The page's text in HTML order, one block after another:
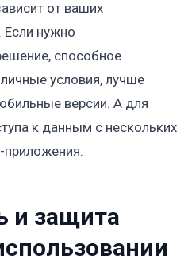
от ваших
Если нужно
способное
условия, лучше
версии. А для
к данным с нескольких
приложения.
и защита